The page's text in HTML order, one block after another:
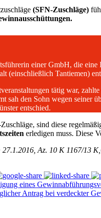
(SFN-Zuschläge)
einer GmbH, die eine
(einschließlich Tantiemen)
tätig war,
sah den Sohn wegen seiner
entschied.
sind diese
erledigen muss. Diese
Az. 10 K 1167/13
eines
Antrag bei verdeckter